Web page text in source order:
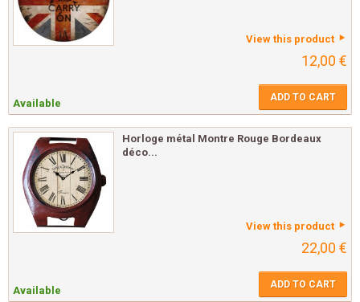
View this product
12,00 €
Available ADD TO CART
Horloge métal Montre Rouge Bordeaux
déco...
View this product
22,00 €
Available ADD TO CART